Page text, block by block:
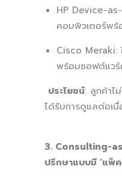
HP Device-
คอมพิวเตอร์พร้
Cisco Meraki:
พร้อมซอฟต์แว
ประโยชน์: ลูกค้าไ
ได้รับการดูแลต่อเนื่
3. Consulting-
ปรึกษาแบบมี ‘แพ็ค